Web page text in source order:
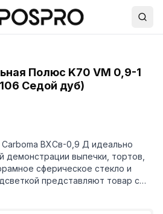
Полюс K70 VM 0,9-1
Седой дуб)
Carboma ВХСв-0,9 Д идеально
демонстрации выпечки, тортов,
сферическое стекло и
представляют товар с
имеет раздвижные задние